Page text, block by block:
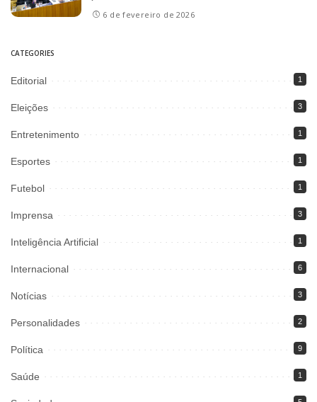
6 de fevereiro de 2026
CATEGORIES
Editorial 1
Eleições 3
Entretenimento 1
Esportes 1
Futebol 1
Imprensa 3
Inteligência Artificial 1
Internacional 6
Notícias 3
Personalidades 2
Política 9
Saúde 1